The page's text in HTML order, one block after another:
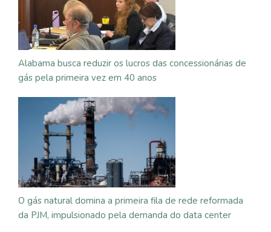
Alabama busca reduzir os lucros das concessionárias de
gás pela primeira vez em 40 anos
O gás natural domina a primeira fila de rede reformada
da PJM, impulsionado pela demanda do data center